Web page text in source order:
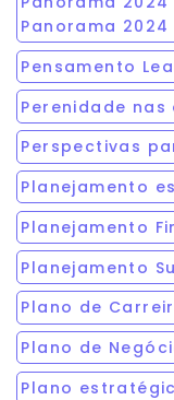
Panorama 2024
Pensamento
Perenidade
Perspectivas
Planejamento
Planejamento
Planejamento
Plano de
Plano de
Plano